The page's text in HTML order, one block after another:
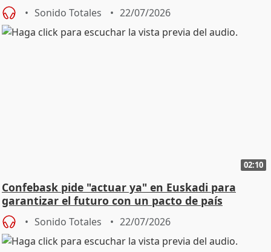
Sonido Totales 22/07/2026
02:10
Confebask pide "actuar ya" en Euskadi para
garantizar el futuro con un pacto de país
Sonido Totales 22/07/2026